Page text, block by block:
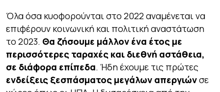
Όλα όσα κυοφορούνται στο 2022 αναμένεται να
επιφέρουν κοινωνική και πολιτική αναστάτωση
το 2023. Θα ζήσουμε μάλλον ένα έτος με
περισσότερες ταραχές και διεθνή αστάθεια,
σε διάφορα επίπεδα. Ήδη έχουμε τις πρώτες
ενδείξεις ξεσπάσματος μεγάλων απεργιώνσε